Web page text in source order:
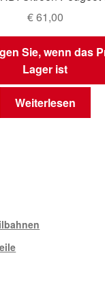
€61,00
Sie, wenn das
Lager ist
Weiterlesen